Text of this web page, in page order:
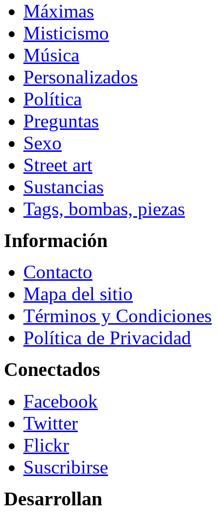
Máximas
Misticismo
Música
Personalizados
Política
Preguntas
Sexo
Street art
Sustancias
Tags, bombas, piezas
Información
Contacto
Mapa del sitio
Términos y Condiciones
Política de Privacidad
Conectados
Facebook
Twitter
Flickr
Suscribirse
Desarrollan